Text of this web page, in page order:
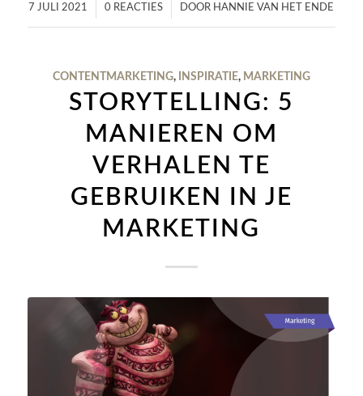
7 JULI 2021
/ 0 REACTIES
/ DOOR HANNIE VAN HET ENDE
CONTENTMARKETING, INSPIRATIE, MARKETING
STORYTELLING: 5
MANIEREN OM
VERHALEN TE
GEBRUIKEN IN JE
MARKETING